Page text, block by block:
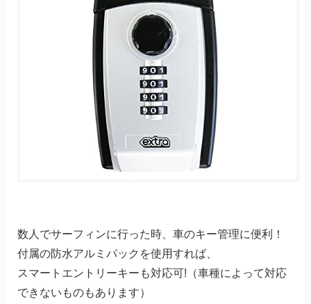
数人でサーフィンに行った時、車のキー管理に便利！
付属の防水アルミパックを使用すれば、
スマートエントリーキーも対応可!（車種によって対応
できないものもあります）